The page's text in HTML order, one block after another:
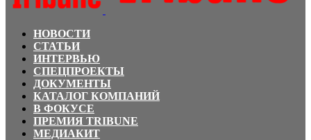
НОВОСТИ
СТАТЬИ
ИНТЕРВЬЮ
СПЕЦПРОЕКТЫ
ДОКУМЕНТЫ
КАТАЛОГ КОМПАНИЙ
В ФОКУСЕ
ПРЕМИЯ TRIBUNE
МЕДИАКИТ